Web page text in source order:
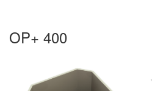
OP+ 400